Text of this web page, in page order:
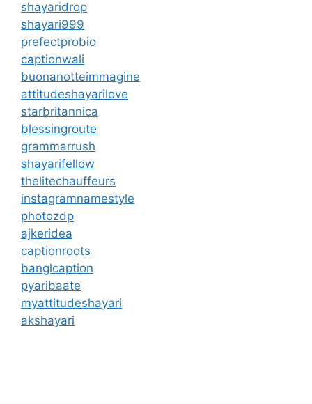
shayaridrop
shayari999
prefectprobio
captionwali
buonanotteimmagine
attitudeshayarilove
starbritannica
blessingroute
grammarrush
shayarifellow
thelitechauffeurs
instagramnamestyle
photozdp
ajkeridea
captionroots
banglcaption
pyaribaate
myattitudeshayari
akshayari